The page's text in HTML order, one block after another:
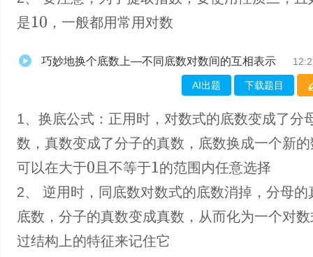
是10 ，一般都用常用对数
巧妙地换个底数上—不同底数对数间的互相表示
AI出题 下载题目
1、换底公式：正用时，对数式的底数变成了分
数，真数变成了分子的真数，底数换成一个新
可以在大于0 且不等于1 的范围内任意选择
2、 逆用时，同底数对数式的底数消掉，分母的
底数，分子的真数变成真数，从而化为一个对
过结构上的特征来记住它